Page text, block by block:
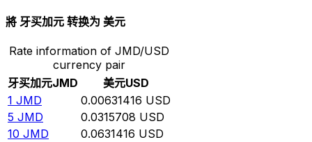
將 牙买加元 转换为 美元
Rate information of JMD/USD
currency pair
牙买加元JMD 美元USD
1 JMD 0.00631416 USD
5 JMD 0.0315708 USD
10 JMD 0.0631416 USD